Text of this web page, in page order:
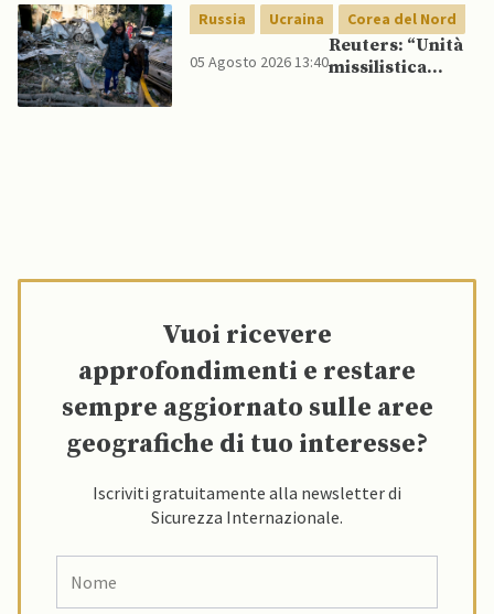
testare
flessibilità di
comando
Russia Ucraina Corea del Nord
05 Agosto 2026 13:40
Reuters: “Unità
missilistica
Vuoi ricevere
approfondimenti e restare
sempre aggiornato sulle aree
geografiche di tuo interesse?
Iscriviti gratuitamente alla newsletter di
Sicurezza Internazionale.